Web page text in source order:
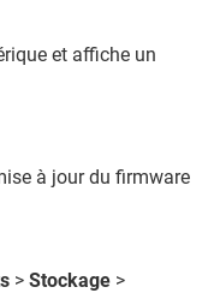
et affiche un
à jour du firmware
> Stockage >